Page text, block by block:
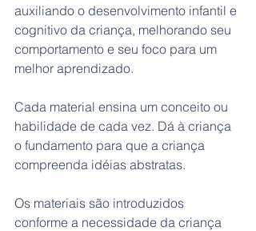
auxiliando o desenvolvimento infantil e
cognitivo da criança, melhorando seu
comportamento e seu foco para um
melhor aprendizado.
Cada material ensina um conceito ou
habilidade de cada vez. Dá à criança
o fundamento para que a criança
compreenda idéias abstratas.
Os materiais são introduzidos
conforme a necessidade da criança